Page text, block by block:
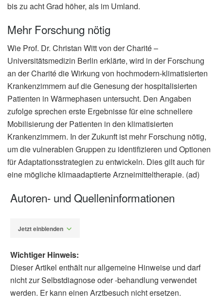
bis zu acht Grad höher, als im Umland.
Mehr Forschung nötig
Wie Prof. Dr. Christan Witt von der Charité –
Universitätsmedizin Berlin erklärte, wird in der Forschung
an der Charité die Wirkung von hochmodern-klimatisierten
Krankenzimmern auf die Genesung der hospitalisierten
Patienten in Wärmephasen untersucht. Den Angaben
zufolge sprechen erste Ergebnisse für eine schnellere
Mobilisierung der Patienten in den klimatisierten
Krankenzimmern. In der Zukunft ist mehr Forschung nötig,
um die vulnerablen Gruppen zu identifizieren und Optionen
für Adaptationsstrategien zu entwickeln. Dies gilt auch für
eine mögliche klimaadaptierte Arzneimitteltherapie. (ad)
Autoren- und Quelleninformationen
Jetzt einblenden
Wichtiger Hinweis:
Dieser Artikel enthält nur allgemeine Hinweise und darf
nicht zur Selbstdiagnose oder -behandlung verwendet
werden. Er kann einen Arztbesuch nicht ersetzen.